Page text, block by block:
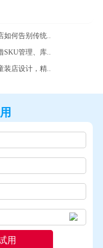
何告别传统..
管理、库..
店设计，精..